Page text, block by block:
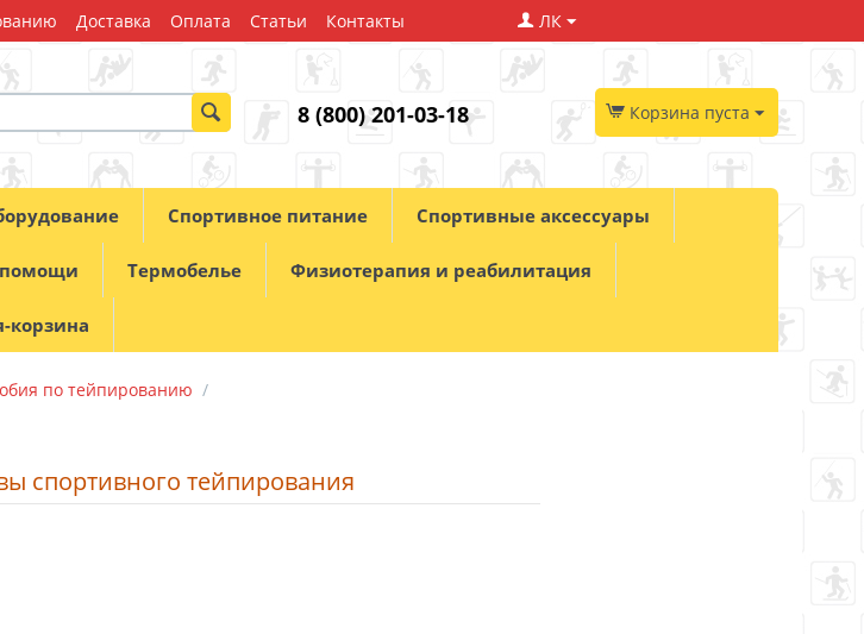
Доставка Оплата Статьи Контакты ЛК
8 (800) 201-03-18 Корзина пуста
Спортивное питание Спортивные аксессуары
помощи Термобелье Физиотерапия и реабилитация
корзина
по тейпированию /
спортивного тейпирования